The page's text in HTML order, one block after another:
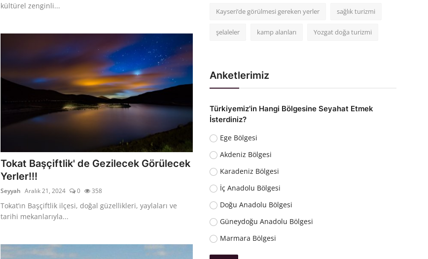
kültürel zenginli...
Tokat Başçiftlik' de Gezilecek Görülecek
Yerler!!!
Seyyah Aralık 21, 2024 0 358
Tokat’ın Başçiftlik ilçesi, doğal güzellikleri, yaylaları ve
tarihi mekanlarıyla...
Kayseri’de görülmesi gereken yerler sağlık turizmi
şelaleler kamp alanları Yozgat doğa turizmi
Anketlerimiz
Türkiyemiz'in Hangi Bölgesine Seyahat Etmek
İsterdiniz?
Ege Bölgesi
Akdeniz Bölgesi
Karadeniz Bölgesi
İç Anadolu Bölgesi
Doğu Anadolu Bölgesi
Güneydoğu Anadolu Bölgesi
Marmara Bölgesi